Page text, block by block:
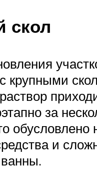
скол
крупными
за
обусловлено
и